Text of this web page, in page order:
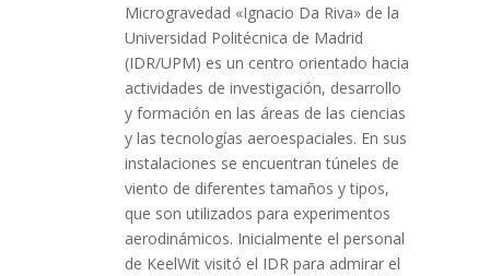
Microgravedad «Ignacio Da Riva» de la
Universidad Politécnica de Madrid
(IDR/UPM) es un centro orientado hacia
actividades de investigación, desarrollo
y formación en las áreas de las ciencias
y las tecnologías aeroespaciales. En sus
instalaciones se encuentran túneles de
viento de diferentes tamaños y tipos,
que son utilizados para experimentos
aerodinámicos. Inicialmente el personal
de KeelWit visitó el IDR para admirar el